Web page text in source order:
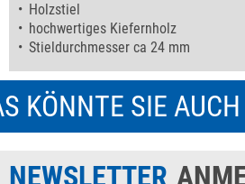
Holzstiel
hochwertiges Kiefernholz
Stieldurchmesser ca 24 mm
KÖNNTE SIE
NEWSLETTER